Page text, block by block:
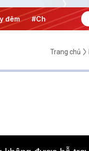
#Chống khai thác IUU
Trang chủ